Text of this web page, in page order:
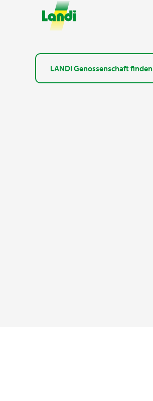
LANDI Genossenschaft finden